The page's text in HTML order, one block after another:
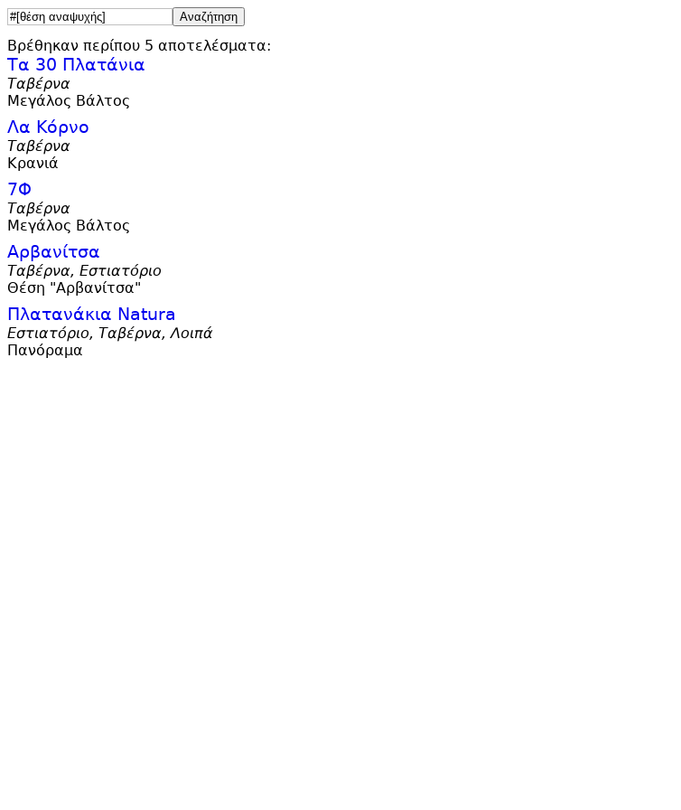
Βρέθηκαν περίπου 5 αποτελέσματα:
Τα 30 Πλατάνια
Ταβέρνα
Μεγάλος Βάλτος
Λα Κόρνο
Ταβέρνα
Κρανιά
7Φ
Ταβέρνα
Μεγάλος Βάλτος
Αρβανίτσα
Ταβέρνα, Εστιατόριο
Θέση "Αρβανίτσα"
Πλατανάκια Natura
Εστιατόριο, Ταβέρνα, Λοιπά
Πανόραμα